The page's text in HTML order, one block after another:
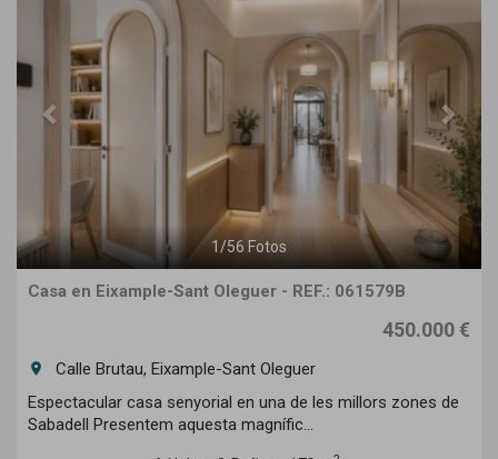
1 /56 Fotos
Casa en Eixample-Sant Oleguer - REF.: 061579B
450.000 €
room
Calle Brutau, Eixample-Sant Oleguer
Espectacular casa senyorial en una de les millors zones de
Sabadell Presentem aquesta magnífic...